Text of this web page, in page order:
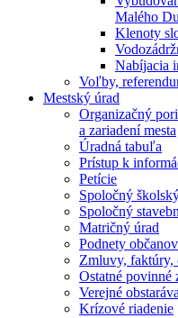
Malého
Klenoty
Nabíjacia
Voľby,
Mestský úrad
Organizačný
a zariadení mesta
Úradná tabuľa
Prístup k
Petície
Spoločný
Spoločný
Matričný úrad
Podnety občanov
Zmluvy, faktúry,
Ostatné povinné
Verejné
Krízové riadenie